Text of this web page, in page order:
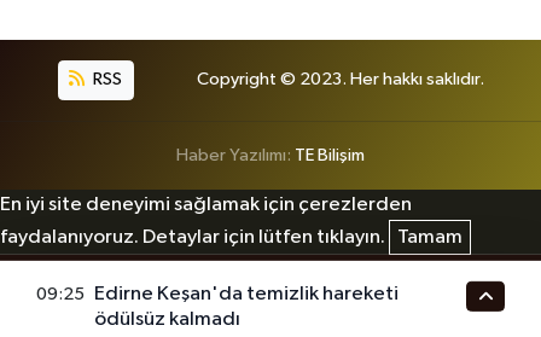
RSS Copyright © 2023. Her hakkı saklıdır.
Haber Yazılımı: TE Bilişim
En iyi site deneyimi sağlamak için çerezlerden
faydalanıyoruz. Detaylar için lütfen tıklayın.
Tamam
09:25
Edirne Keşan'da temizlik hareketi
ödülsüz kalmadı